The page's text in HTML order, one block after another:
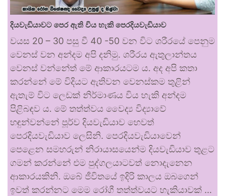
දියවැඩියාවට පෙර ඇති විය හැකි පෙරදියවැඩියාව
වයස 20 – 30 පසු වී 40 -50 වන විට ශරීරයේ පෙනුම
වෙනස් වන අන්දම අපි දනිමු. ශරීරය ඇතුලාන්තය
වෙනස් වන්නේත් මේ ආකාරයටම ය. අද අපි කතා
කරන්නේ මේ විදියට ඇතිවන වෙනස්කම තුළින්
ඇතැම් විට ලෙඩක් නිර්මාණය විය හැකි අන්දම
පිළිබඳව ය. මේ තත්ත්වය වෛද්‍ය විද්‍යාවේ
හඳුන්වන්නේ පූර්ව දියවැඩියාව හෙවත්
පෙරදියවැඩියාව ලෙසිනි. පෙරදියවැඩියාවෙන්
පෙළෙන සමහරුන් නිරායාසයෙන්ම දියවැඩියාව තුළට
ගමන් කරන්නේ එම පුද්ගලයාටවත් නොදැනෙන
ආකාරයකිනි. ඔබේ ජීවිතයේ ඉදිරි කාලය ඔබගෙන්
ඉවත් කරන්නට මෙම රෝගී තත්ත්වයට හැකියාවක් …